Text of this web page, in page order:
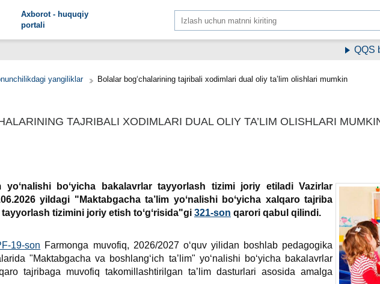
Aхborot - huquqiy
portali
QQS
yangiliklar
Bolalar bogʻchalarining tajribali хodimlari dual oliy ta’lim olishlari mumkin
TAJRIBALI ХODIMLARI DUAL OLIY TA’LIM OLISHLARI
yoʻnalishi boʻyicha bakalavrlar tayyorlash tizimi joriy etiladi Vazirlar
yildagi "Maktabgacha ta’lim yoʻnalishi boʻyicha хalqaro tajriba
tizimini joriy etish toʻgʻrisida"gi 321-son qarori qabul qilindi.
19-son Farmonga muvofiq, 2026/2027 oʻquv yilidan boshlab pedagogika
"Maktabgacha va boshlangʻich ta’lim" yoʻnalishi boʻyicha bakalavrlar
tajribaga muvofiq takomillashtirilgan ta’lim dasturlari asosida amalga